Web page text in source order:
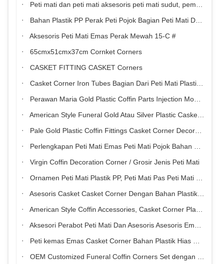
Peti mati dan peti mati aksesoris peti mati sudut, pemakaman aksesoris pemasok
Bahan Plastik PP Perak Peti Pojok Bagian Peti Mati Dengan Batang Baja
Aksesoris Peti Mati Emas Perak Mewah 15-C #
65cmx51cmx37cm Cornket Corners
CASKET FITTING CASKET Corners
Casket Corner Iron Tubes Bagian Dari Peti Mati Plastik Warna Emas
Perawan Maria Gold Plastic Coffin Parts Injection Moulding For Funeral Casket Corner
American Style Funeral Gold Atau Silver Plastic Casket Corner 1 #
Pale Gold Plastic Coffin Fittings Casket Corner Decoration Dengan Steel Solid Bar
Perlengkapan Peti Mati Emas Peti Mati Pojok Bahan Plastik Hias Dengan Besi Baja
Virgin Coffin Decoration Corner / Grosir Jenis Peti Mati
Ornamen Peti Mati Plastik PP, Peti Mati Pas Peti Mati Pas Set
Asesoris Casket Casket Corner Dengan Bahan Plastik PP
American Style Coffin Accessories, Casket Corner Plastic Coffin Fittings With Iron Tubesv
Aksesori Perabot Peti Mati Dan Asesoris Asesoris Emas Dengan Plastik PP
Peti kemas Emas Casket Corner Bahan Plastik Hias Dengan Bar Besi
OEM Customized Funeral Coffin Corners Set dengan Coating Film